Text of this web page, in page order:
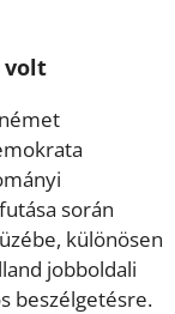
volt
során
különösen
jobboldali
beszélgetésre.